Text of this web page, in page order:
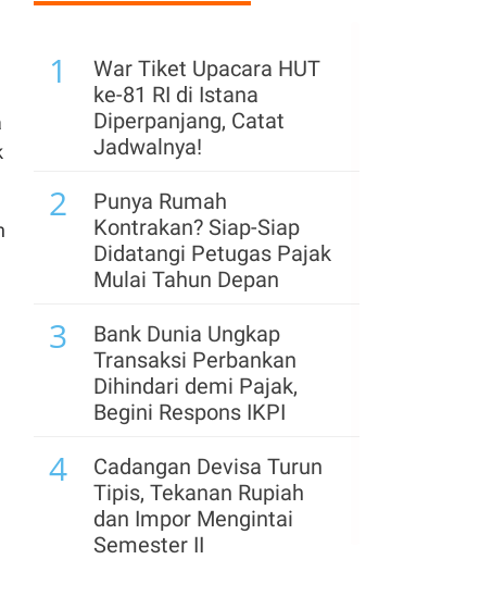
1
War Tiket Upacara HUT
ke-81 RI di Istana
Diperpanjang, Catat
Jadwalnya!
2
Punya Rumah
Kontrakan? Siap-Siap
Didatangi Petugas Pajak
Mulai Tahun Depan
3
Bank Dunia Ungkap
Transaksi Perbankan
Dihindari demi Pajak,
Begini Respons IKPI
4
Cadangan Devisa Turun
Tipis, Tekanan Rupiah
dan Impor Mengintai
Semester II